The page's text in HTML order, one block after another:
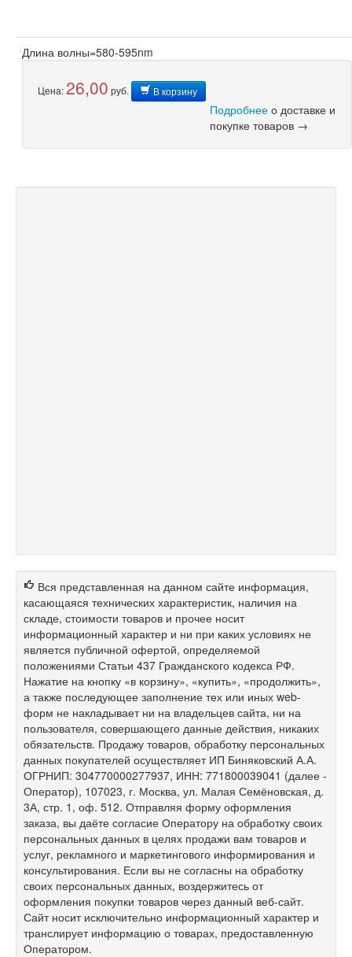
Длина волны=580-595nm
Цена: 26,00 руб. В корзину
Подробнее о доставке и
покупке товаров →
Вся представленная на данном сайте информация,
касающаяся технических характеристик, наличия на
складе, стоимости товаров и прочее носит
информационный характер и ни при каких условиях не
является публичной офертой, определяемой
положениями Статьи 437 Гражданского кодекса РФ.
Нажатие на кнопку «в корзину», «купить», «продолжить»,
а также последующее заполнение тех или иных web-
форм не накладывает ни на владельцев сайта, ни на
пользователя, совершающего данные действия, никаких
обязательств. Продажу товаров, обработку персональных
данных покупателей осуществляет ИП Биняковский А.А.
ОГРНИП: 304770000277937, ИНН: 771800039041 (далее -
Оператор), 107023, г. Москва, ул. Малая Семёновская, д.
3А, стр. 1, оф. 512. Отправляя форму оформления
заказа, вы даёте согласие Оператору на обработку своих
персональных данных в целях продажи вам товаров и
услуг, рекламного и маркетингового информирования и
консультирования. Если вы не согласны на обработку
своих персональных данных, воздержитесь от
оформления покупки товаров через данный веб-сайт.
Сайт носит исключительно информационный характер и
транслирует информацию о товарах, предоставленную
Оператором.